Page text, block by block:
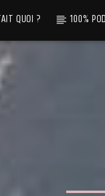
QUOI ? 100%